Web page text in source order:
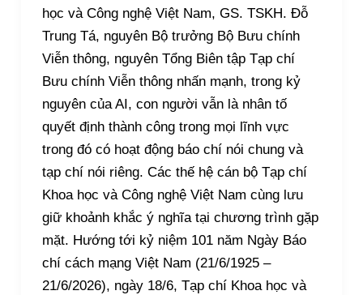
học và Công nghệ Việt Nam, GS. TSKH. Đỗ
Trung Tá, nguyên Bộ trưởng Bộ Bưu chính
Viễn thông, nguyên Tổng Biên tập Tạp chí
Bưu chính Viễn thông nhấn mạnh, trong kỷ
nguyên của AI, con người vẫn là nhân tố
quyết định thành công trong mọi lĩnh vực
trong đó có hoạt động báo chí nói chung và
tạp chí nói riêng. Các thế hệ cán bộ Tạp chí
Khoa học và Công nghệ Việt Nam cùng lưu
giữ khoảnh khắc ý nghĩa tại chương trình gặp
mặt. Hướng tới kỷ niệm 101 năm Ngày Báo
chí cách mạng Việt Nam (21/6/1925 –
21/6/2026), ngày 18/6, Tạp chí Khoa học và